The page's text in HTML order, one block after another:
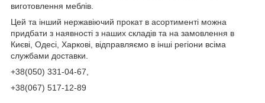
виготовлення меблів.
Цей та інший нержавіючий прокат в асортименті можна
придбати з наявності з наших складів та на замовлення в
Києві, Одесі, Харкові, відправляємо в інші регіони всіма
службами доставки.
+38(050) 331-04-67
+38(067) 517-12-89